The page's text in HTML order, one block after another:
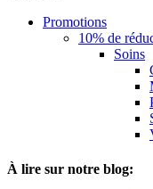
Promotions
10% de
Soins
À lire sur notre blog: